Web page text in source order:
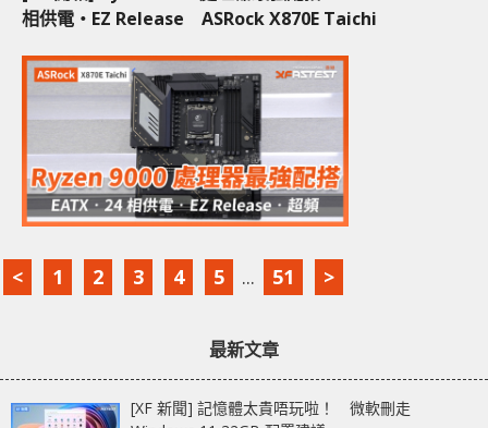
相供電‧EZ Release ASRock X870E Taichi
< 1 2 3 4 5 ... 51 >
最新文章
[XF 新聞] 記憶體太貴唔玩啦！ 微軟刪走